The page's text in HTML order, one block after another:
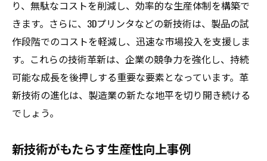
り、無駄なコストを削減し、効率的な生産体制を構築で
きます。さらに、3Dプリンタなどの新技術は、製品の試
作段階でのコストを軽減し、迅速な市場投入を支援しま
す。これらの技術革新は、企業の競争力を強化し、持続
可能な成長を後押しする重要な要素となっています。革
新技術の進化は、製造業の新たな地平を切り開き続ける
でしょう。
新技術がもたらす生産性向上事例